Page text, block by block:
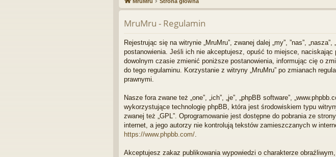
MruMru - Regulamin
Rejestrując się na witrynie „MruMru”, zwanej dalej „my”, ”nas”,
postanowienia. Jeśli ich nie akceptujesz, opuść to miejsce, naciskając
dowolnym czasie zmienić poniższe postanowienia, informując cię o
do tego regulaminu. Korzystanie z witryny „MruMru” po zmianach
prawnymi.
Nasze fora zwane też „one”, „ich”, „je”, „phpBB software”,
wykorzystujące technologię phpBB, która jest środowiskiem typu
zwanej też „GPL”. Oprogramowanie jest dostępne do pobrania ze strony
internet, a jego autorzy nie kontrolują tekstów zamieszczanych w
https://www.phpbb.com/
Akceptujesz zakaz publikowania wypowiedzi o charakterze